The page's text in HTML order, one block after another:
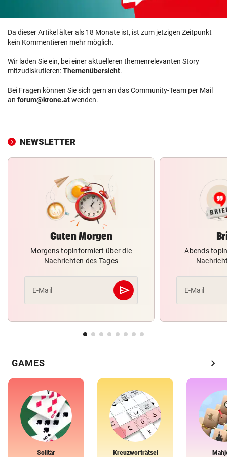
Da dieser Artikel älter als 18 Monate ist, ist zum jetzigen Zeitpunkt
kein Kommentieren mehr möglich.
Wir laden Sie ein, bei einer aktuelleren themenrelevanten Story
mitzudiskutieren:Themenübersicht.
Bei Fragen können Sie sich gern an das Community-Team per Mail
an forum@krone.atwenden.
NEWSLETTER
Guten Morgen
Morgens topinformiert über die
Nachrichten des Tages
E-Mail send
Abschicken
Abends
E-Mail
GAMES chevron_right
Solitär Kreuzworträtsel